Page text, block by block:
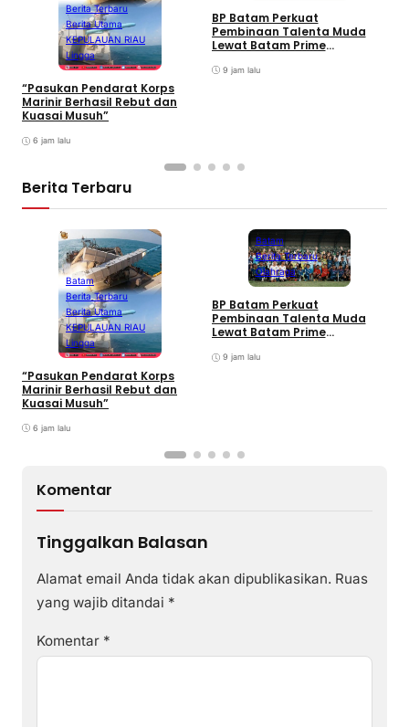
Berita Terbaru
Berita Utama
KEPULAUAN RIAU
Lingga
“Pasukan Pendarat Korps
Marinir Berhasil Rebut dan
Kuasai Musuh”
6 jam lalu
BP Batam Perkuat
Pembinaan Talenta Muda
Lewat Batam Prime
Football sebagai Festival
9 jam lalu
Berita Terbaru
Batam
Berita Terbaru
Berita Utama
KEPULAUAN RIAU
Lingga
“Pasukan Pendarat Korps
Marinir Berhasil Rebut dan
Kuasai Musuh”
6 jam lalu
Batam
Berita Terbaru
Olahraga
BP Batam Perkuat
Pembinaan Talenta Muda
Lewat Batam Prime
Football sebagai Festival
9 jam lalu
Komentar
Tinggalkan Balasan
Alamat email Anda tidak akan dipublikasikan. Ruas
yang wajib ditandai *
Komentar *